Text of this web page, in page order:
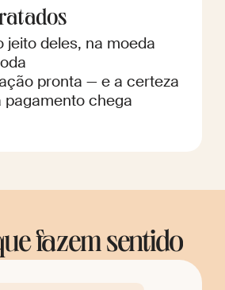
jeito deles, na moeda
pronta — e a certeza
pagamento chega
fazem sentido